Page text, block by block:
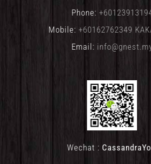
Phone:
Mobile: +60162762349
Email:
Wechat :